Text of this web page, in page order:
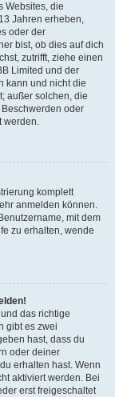
Websites, die
Jahren erheben,
oder der
bist, ob dies auf dich
zutrifft, ziehe einen
Limited und der
kann und nicht die
außer solchen, die
oder
werden.
komplett
anmelden können.
mit dem
zu erhalten, wende
das richtige
gibt es zwei
hast, dass du
oder deiner
erhalten hast. Wenn
aktiviert werden. Bei
erst freigeschaltet